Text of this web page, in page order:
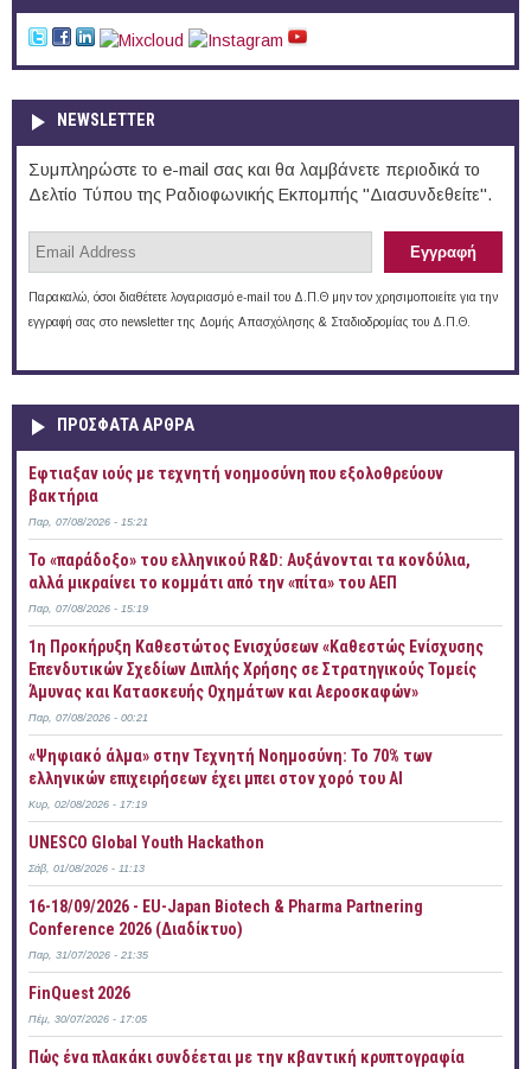
NEWSLETTER
Συμπληρώστε το e-mail σας και θα λαμβάνετε περιοδικά το
Δελτίο Τύπου της Ραδιοφωνικής Εκπομπής "Διασυνδεθείτε".
Παρακαλώ, όσοι διαθέτετε λογαριασμό e-mail του Δ.Π.Θ μην τον χρησιμοποιείτε για την
εγγραφή σας στο newsletter της Δομής Απασχόλησης & Σταδιοδρομίας του Δ.Π.Θ.
ΠΡOΣΦΑΤΑ AΡΘΡΑ
Έφτιαξαν ιούς με τεχνητή νοημοσύνη που εξολοθρεύουν
βακτήρια
Παρ, 07/08/2026 - 15:21
Το «παράδοξο» του ελληνικού R&D: Αυξάνονται τα κονδύλια,
αλλά μικραίνει το κομμάτι από την «πίτα» του ΑΕΠ
Παρ, 07/08/2026 - 15:19
1η Προκήρυξη Καθεστώτος Ενισχύσεων «Καθεστώς Ενίσχυσης
Επενδυτικών Σχεδίων Διπλής Χρήσης σε Στρατηγικούς Τομείς
Άμυνας και Κατασκευής Οχημάτων και Αεροσκαφών»
Παρ, 07/08/2026 - 00:21
«Ψηφιακό άλμα» στην Τεχνητή Νοημοσύνη: Το 70% των
ελληνικών επιχειρήσεων έχει μπει στον χορό του AI
Κυρ, 02/08/2026 - 17:19
UNESCO Global Youth Hackathon
Σάβ, 01/08/2026 - 11:13
16-18/09/2026 - EU-Japan Biotech & Pharma Partnering
Conference 2026 (Διαδίκτυο)
Παρ, 31/07/2026 - 21:35
FinQuest 2026
Πέμ, 30/07/2026 - 17:05
Πώς ένα πλακάκι συνδέεται με την κβαντική κρυπτογραφία